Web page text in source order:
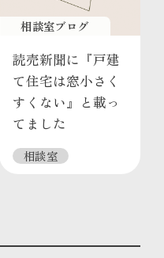
相談室ブログ
読売新聞に『戸建
て住宅は窓小さく
すくない』と載っ
てました
相談室